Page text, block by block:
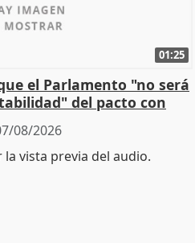
01:25
el Parlamento "no será
del pacto con
08/2026